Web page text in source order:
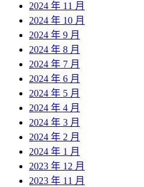
2024 年 11 月
2024 年 10 月
2024 年 9 月
2024 年 8 月
2024 年 7 月
2024 年 6 月
2024 年 5 月
2024 年 4 月
2024 年 3 月
2024 年 2 月
2024 年 1 月
2023 年 12 月
2023 年 11 月